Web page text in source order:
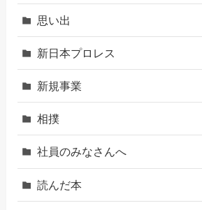
思い出
新日本プロレス
新規事業
相撲
社員のみなさんへ
読んだ本